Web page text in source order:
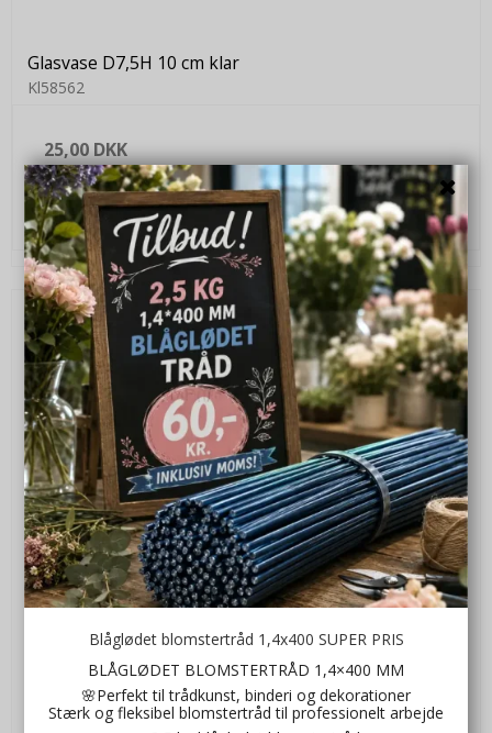
Glasvase D7,5H 10 cm klar
Kl58562
25,00 DKK
VIS PRODUKT
Blåglødet blomstertråd 1,4x400 SUPER PRIS
BLÅGLØDET BLOMSTERTRÅD 1,4×400 MM
🌸Perfekt til trådkunst, binderi og dekorationer
Stærk og fleksibel blomstertråd til professionelt arbejde